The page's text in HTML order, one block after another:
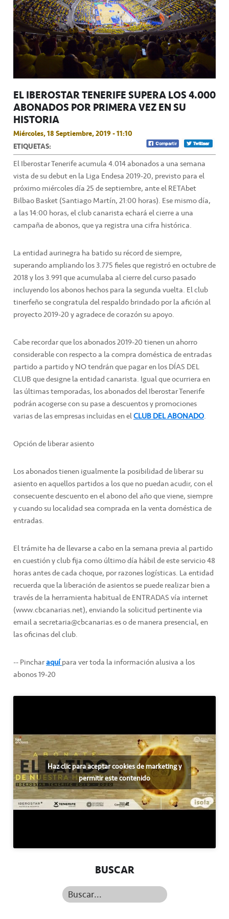
EL IBEROSTAR TENERIFE SUPERA LOS 4.000
ABONADOS POR PRIMERA VEZ EN SU
HISTORIA
Miércoles, 18 Septiembre, 2019 - 11:10
ETIQUETAS:
El Iberostar Tenerife acumula 4.014 abonados a una semana
vista de su debut en la Liga Endesa 2019-20, previsto para el
próximo miércoles día 25 de septiembre, ante el RETAbet
Bilbao Basket (Santiago Martín, 21:00 horas). Ese mismo día,
a las 14:00 horas, el club canarista echará el cierre a una
campaña de abonos, que ya registra una cifra histórica.
La entidad aurinegra ha batido su récord de siempre,
superando ampliando los 3.775 fieles que registró en octubre de
2018 y los 3.991 que acumulaba al cierre del curso pasado
incluyendo los abonos hechos para la segunda vuelta. El club
tinerfeño se congratula del respaldo brindado por la afición al
proyecto 2019-20 y agradece de corazón su apoyo.
Cabe recordar que los abonados 2019-20 tienen un ahorro
considerable con respecto a la compra doméstica de entradas
partido a partido y NO tendrán que pagar en los DÍAS DEL
CLUB que designe la entidad canarista. Igual que ocurriera en
las últimas temporadas, los abonados del Iberostar Tenerife
podrán acogerse con su pase a descuentos y promociones
varias de las empresas incluidas en elCLUB DEL ABONADO.
Opción de liberar asiento
Los abonados tienen igualmente la posibilidad de liberar su
asiento en aquellos partidos a los que no puedan acudir, con el
consecuente descuento en el abono del año que viene, siempre
y cuando su localidad sea comprada en la venta doméstica de
entradas.
El trámite ha de llevarse a cabo en la semana previa al partido
en cuestión y club fija como último día hábil de este servicio 48
horas antes de cada choque, por razones logísticas. La entidad
recuerda que la liberación de asientos se puede realizar bien a
través de la herramienta habitual de ENTRADAS vía internet
(www.cbcanarias.net), enviando la solicitud pertinente via
email a secretaria@cbcanarias.es o de manera presencial, en
las oficinas del club.
-- Pincharaquípara ver toda la información alusiva a los
abonos 19-20
Haz clic para aceptar cookies de marketing y
permitir este contenido
BUSCAR
Buscar...